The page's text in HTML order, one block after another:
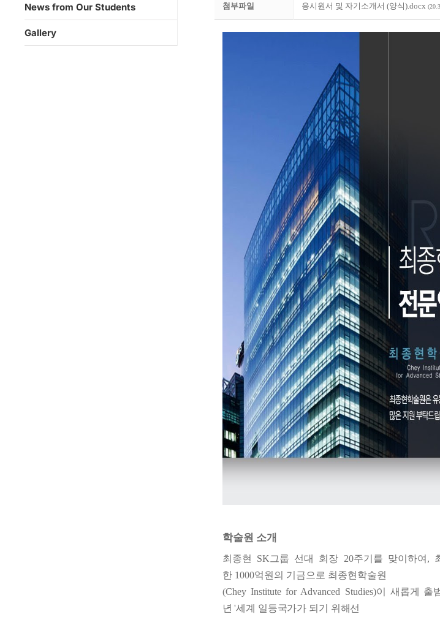
첨부파일 응시원서 및 자기소개서 (양식).docx
학술원 소개
최종현 SK그룹 선대 회장 20주기를 맞이하여 ,
한 1000억원의 기금으로 최종현학술원
(Chey Institute for Advanced Studies)이 새롭게 출
년'세계 일등국가가 되기 위해선
News from Our Students
Gallery